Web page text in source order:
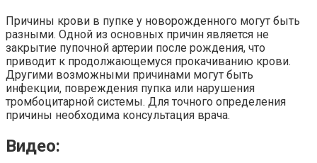
Причины крови в пупке у новорожденного могут быть
разными. Одной из основных причин является не
закрытие пупочной артерии после рождения, что
приводит к продолжающемуся прокачиванию крови.
Другими возможными причинами могут быть
инфекции, повреждения пупка или нарушения
тромбоцитарной системы. Для точного определения
причины необходима консультация врача.
Видео: